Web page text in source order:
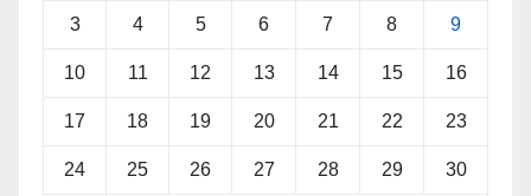
3 4 5 6 7 8 9
10 11 12 13 14 15 16
17 18 19 20 21 22 23
24 25 26 27 28 29 30